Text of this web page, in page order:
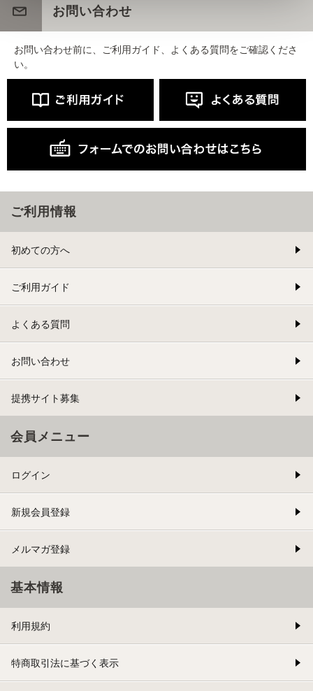
お問い合わせ
お問い合わせ前に、ご利用ガイド、よくある質問をご確認くださ
い。
ご利用情報
初めての方へ
ご利用ガイド
よくある質問
お問い合わせ
提携サイト募集
会員メニュー
ログイン
新規会員登録
メルマガ登録
基本情報
利用規約
特商取引法に基づく表示